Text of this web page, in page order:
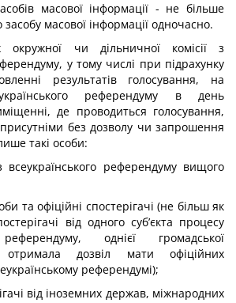
масової інформації - не більше
засобу масової інформації одночасно.
чи дільничної комісії з
у тому числі при підрахунку
результатів голосування, на
референдуму в день
де проводиться голосування,
без дозволу чи запрошення
такі особи:
всеукраїнського референдуму вищого
та офіційні спостерігачі (не більш як
від одного суб’єкта процесу
референдуму, однієї громадської
отримала дозвіл мати офіційних
референдумі);
від іноземних держав, міжнародних